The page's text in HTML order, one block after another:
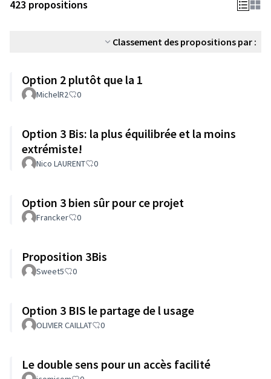
423 propositions
Classement des propositions par :
Option 2 plutôt que la 1
MichelR2 0
Option 3 Bis: la plus équilibrée et la moins
extrémiste!
Nico LAURENT 0
Option 3 bien sûr pour ce projet
Francker 0
Proposition 3Bis
Sweet5 0
Option 3 BIS le partage de l usage
OLIVIER CAILLAT 0
Le double sens pour un accès facilité